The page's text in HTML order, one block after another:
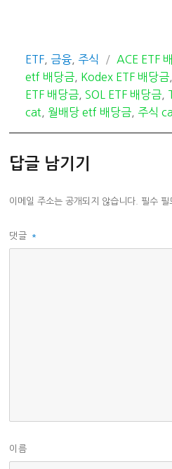
카
테
고
리
ETF 금융 주식
태
그
ACE ETF
etf 배당금
Kodex ETF 배당금
ETF 배당금 ,SOL ETF 배당금
cat
월배당 etf 배당금 주식
답글 남기기
이메일 주소는 공개되지 않습니다. 필수 필
댓글 *
이름